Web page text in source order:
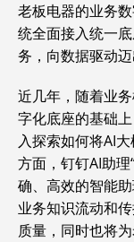
老板电器的业务
统全面接入统一
务，向数据驱动迈
近几年，随着业
字化底座的基础
入探索如何将AI
方面，钉钉AI助理
确、高效的智能
业务知识流动和
质量，同时也将